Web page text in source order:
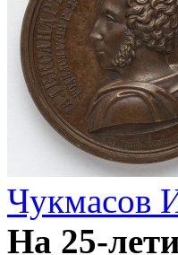
Чукмасов
На 25-